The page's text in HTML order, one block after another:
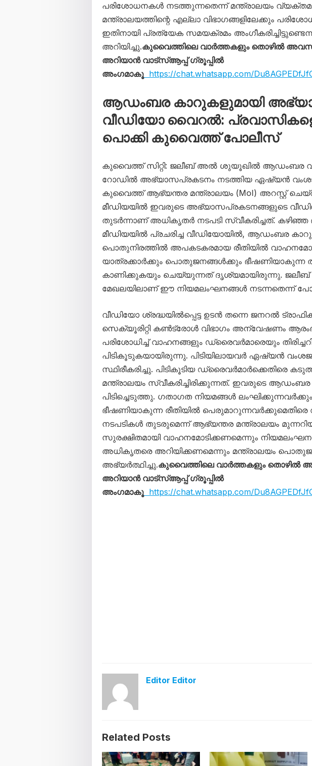
പരിശോധനകൾ നടത്തുന്നതെന്ന് മന്ത്രാലയം
മന്ത്രാലയത്തിന്റെ എല്ലാ വിഭാഗങ്ങളിലേക്കും
ഇതിനായി പ്രത്യേക സമയക്രമം
അറിയിച്ചു.കുവൈത്തിലെ വാർത്തകളും തൊഴിൽ
അറിയാൻ വാട്സ്ആപ്പ് ഗ്രൂപ്പിൽ
അംഗമാകൂ https://chat.whatsapp.com/
ആഡംബര കാറുകളുമായി
വീഡിയോ വൈറൽ:
പൊക്കി കുവൈത്ത് പോലീസ്
കുവൈത്ത് സിറ്റി: ജലീബ് അൽ ശുയൂഖിൽ ആഡംബര
റോഡിൽ അഭ്യാസപ്രകടനം നടത്തിയ ഏഷ്യൻ
കുവൈത്ത് ആഭ്യന്തര മന്ത്രാലയം (MoI) അറസ്റ്റ്
മീഡിയയിൽ ഇവരുടെ അഭ്യാസപ്രകടനങ്ങളുടെ
തുടർന്നാണ് അധികൃതർ നടപടി സ്വീകരിച്ചത്.
മീഡിയയിൽ പ്രചരിച്ച വീഡിയോയിൽ, ആഡംബര
പൊതുനിരത്തിൽ അപകടകരമായ രീതിയിൽ
യാത്രക്കാർക്കും പൊതുജനങ്ങൾക്കും ഭീഷണിയാകുന്ന
കാണിക്കുകയും ചെയ്യുന്നത് ദൃശ്യമായിരുന്നു.
മേഖലയിലാണ് ഈ നിയമലംഘനങ്ങൾ നടന്നതെന്ന്
വീഡിയോ ശ്രദ്ധയിൽപ്പെട്ട ഉടൻ തന്നെ ജനറൽ ട്രാഫിക്
സെക്യൂരിറ്റി കൺട്രോൾ വിഭാഗം അന്വേഷണം
പരിശോധിച്ച് വാഹനങ്ങളും ഡ്രൈവർമാരെയും
പിടികൂടുകയായിരുന്നു. പിടിയിലായവർ ഏഷ്യൻ
സ്ഥിരീകരിച്ചു. പിടികൂടിയ ഡ്രൈവർമാർക്കെതിരെ
മന്ത്രാലയം സ്വീകരിച്ചിരിക്കുന്നത്. ഇവരുടെ
പിടിച്ചെടുത്തു. ഗതാഗത നിയമങ്ങൾ
ഭീഷണിയാകുന്ന രീതിയിൽ പെരുമാറുന്നവർക്കുമെതിരെ
നടപടികൾ തുടരുമെന്ന് ആഭ്യന്തര മന്ത്രാലയം
സുരക്ഷിതമായി വാഹനമോടിക്കണമെന്നും
അധികൃതരെ അറിയിക്കണമെന്നും മന്ത്രാലയം
അഭ്യർത്ഥിച്ചു.കുവൈത്തിലെ വാർത്തകളും തൊഴിൽ
അറിയാൻ വാട്സ്ആപ്പ് ഗ്രൂപ്പിൽ
അംഗമാകൂ https://chat.whatsapp.com/
Editor Editor
Related Posts